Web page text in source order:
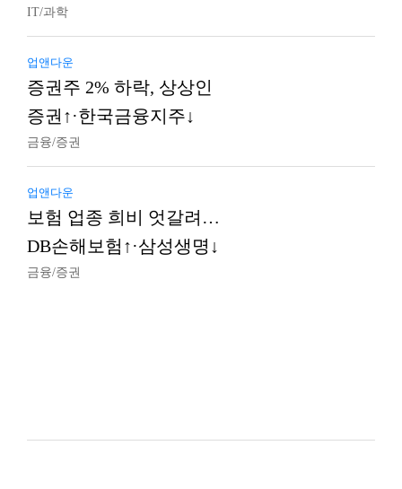
IT/과학
업앤다운
증권주 2% 하락, 상상인
증권↑·한국금융지주↓
금융/증권
업앤다운
보험 업종 희비 엇갈려…
DB손해보험↑·삼성생명↓
금융/증권